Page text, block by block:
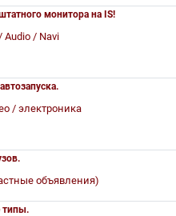
монитора на IS!
Audio / Navi
/ электроника
объявления)
типы.